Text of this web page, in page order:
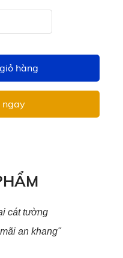
hàng
ngay
cát tường
an khang"